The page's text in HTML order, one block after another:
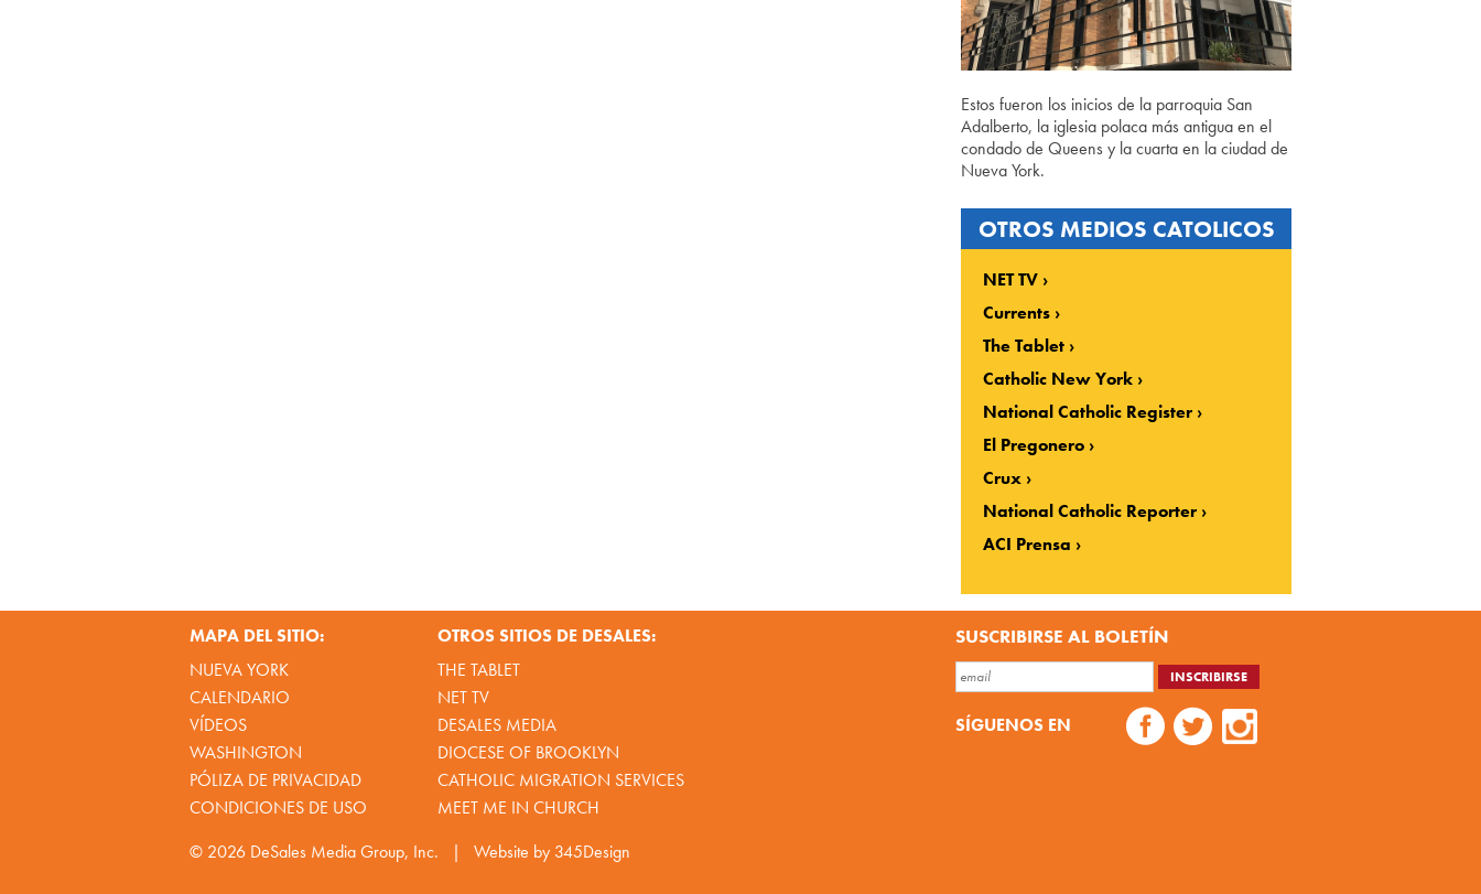
Estos fueron los inicios de la parroquia San
Adalberto, la iglesia polaca más antigua en el
condado de Queens y la cuarta en la ciudad de
Nueva York.
OTROS MEDIOS CATOLICOS
NET TV
Currents
The Tablet
Catholic New York
National Catholic Register
El Pregonero
Crux
National Catholic Reporter
ACI Prensa
MAPA DEL SITIO:
NUEVA YORK
CALENDARIO
VÍDEOS
WASHINGTON
PÓLIZA DE PRIVACIDAD
CONDICIONES DE USO
OTROS SITIOS DE DESALES:
THE TABLET
NET TV
DESALES MEDIA
DIOCESE OF BROOKLYN
CATHOLIC MIGRATION SERVICES
MEET ME IN CHURCH
SUSCRIBIRSE AL BOLETÍN
SÍGUENOS EN
© 2026 DeSales Media Group, Inc. | Website by 345Design